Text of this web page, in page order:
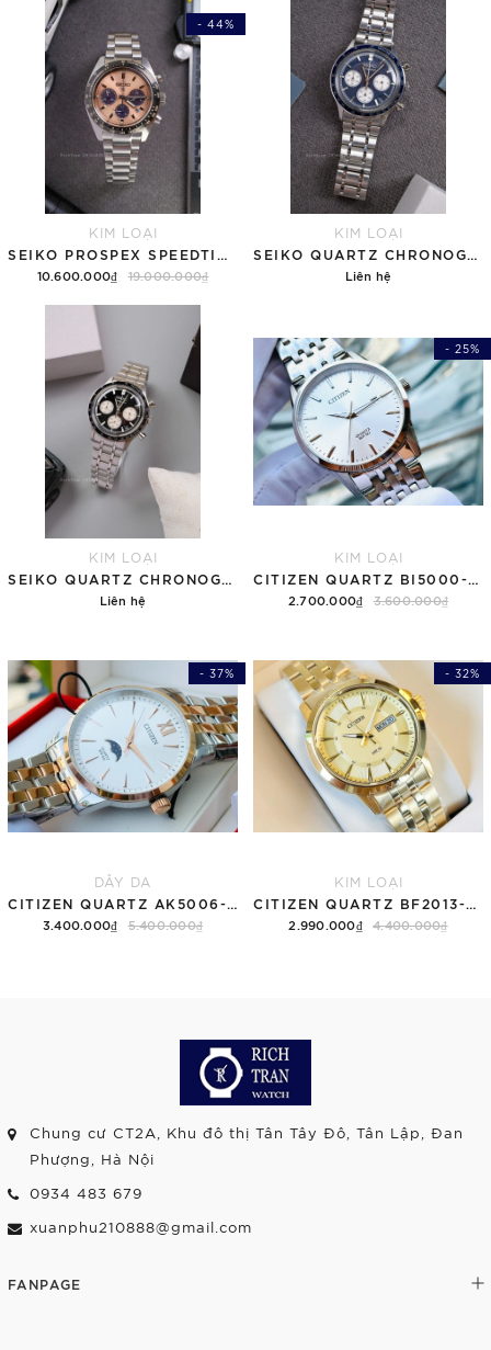
- 44%
KIM LOẠI
10.600.000₫ 19.000.000₫
KIM LOẠI
Liên hệ
KIM LOẠI
Liên hệ
- 25%
KIM LOẠI
2.700.000₫ 3.600.000₫
- 37%
DÂY DA
3.400.000₫ 5.400.000₫
- 32%
KIM LOẠI
2.990.000₫ 4.400.000₫
Chung cư CT2A, Khu đô thị Tân Tây Đô, Tân Lập, Đan
Phượng, Hà Nội
0934 483 679
xuanphu210888@gmail.com
FANPAGE